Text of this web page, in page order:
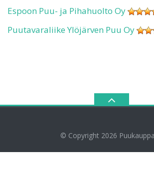
Espoon Puu- ja Pihahuolto Oy
Puutavaraliike Ylöjärven Puu Oy
© Copyright 2026